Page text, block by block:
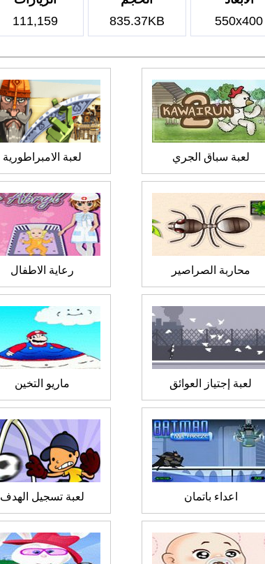
550x400
835.37KB
111,159
لعبة سباق الجري لعبة الامبراطورية
محاربة الصراصير رعاية الاطفال
لعبة إجتياز العوائق ماريو التخين
اعداء باتمان لعبة تسجيل الهدف